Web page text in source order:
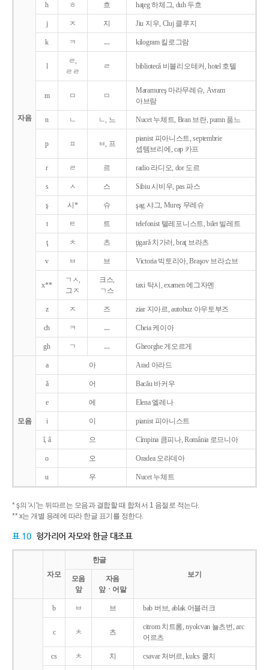
자음
h ㅎ 흐 haţeg 하체그, duh 두흐
j ㅈ 지 Jiu 지우, Cluj 클루지
k ㅋ ㅡ kilogram 킬로그람
l
ㄹ,
ㄹㄹ
ㄹ bibliotecǎ 비블리오테커, hotel 호텔
m ㅁ ㅁ
Maramureş 마라무레슈, Avram
아브람
n ㄴ ㄴ, 느 Nucet 누체트, Bran 브란, pumn 품느
p ㅍ ㅂ, 프
pianist 피아니스트, septembrie
셉템브리에, cap 카프
r ㄹ 르 radio 라디오, dor 도르
s ㅅ 스 Sibiu 시비우, pas 파스
ş 시* 슈 şag 샤그, Mureş 무레슈
t ㅌ 트 telefonist 텔레포니스트, bilet 빌레트
ţ ㅊ 츠 ţigarǎ 치가러, braţ 브라츠
v ㅂ 브 Victoria 빅토리아, Braşov 브라쇼브
x**
ㄱㅅ,
그ㅈ
크스,
ㄱ스
taxi 탁시, examen 에그자멘
z ㅈ 즈 ziar 지아르, autobuz 아우토부즈
ch ㅋ ㅡ Cheia 케이아
gh ㄱ ㅡ Gheorghe 게오르게
모음
a 아 Arad 아라드
ǎ 어 Bacǎu 바커우
e 에 Elena 엘레나
i 이 pianist 피아니스트
î, â 으 Cîmpina 큼피나, România 로므니아
o 오 Oradea 오라데아
u 우 Nucet 누체트
* ş의 '시'는 뒤따르는 모음과 결합할 때 합쳐서 1 음절로 적는다.
** x는 개별 용례에 따라 한글 표기를 정한다.
표 10 헝가리어 자모와 한글 대조표
자모
한글
보기
모음
앞
자음
앞ㆍ어말
b ㅂ 브 bab 버브, ablak 어블러크
c ㅊ 츠
citrom 치트롬, nyolcvan 뇰츠번, arc
어르츠
cs ㅊ 치 csavar 처버르, kulcs 쿨치